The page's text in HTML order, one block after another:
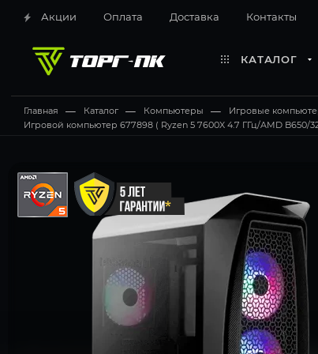
Акции Оплата Доставка Контакты
КАТАЛОГ
Главная — Каталог — Компьютеры — Игровые
Игровой компьютер 677898 ( Ryzen 5 7600X 4.7 ГГц/AMD B650/